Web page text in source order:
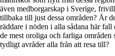
även medborgarskap i Sverige,
tillbaka till just dessa områden? Är
räddare i nöden i alla sådana här
de mest oroliga och farliga
tydligt avråder alla från att resa till?